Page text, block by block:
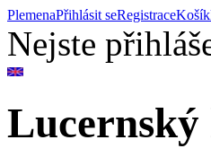
PlemenaPřihlásit seRegistraceKošík
Nejste
Lucernský